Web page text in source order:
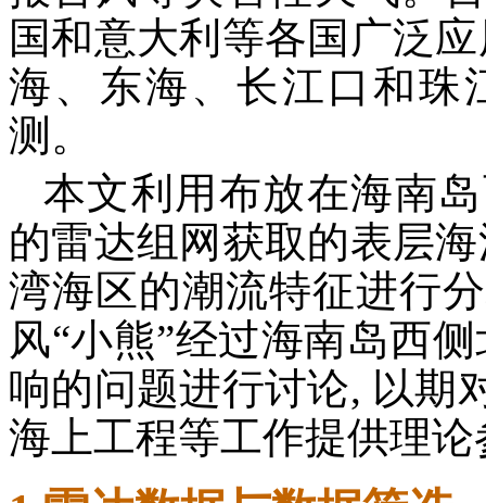
国和意大利等各国广泛
海、东海、长江口和珠
测。
本文利用布放在海南
的雷达组网获取的表层
湾海区的潮流特征进行
风“小熊”经过海南岛西
响的问题进行讨论, 以期
海上工程等工作提供理论